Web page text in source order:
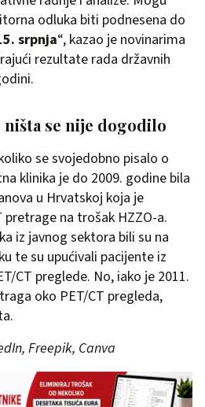
odluka biti podnesena do
srpnja“, kazao je novinarima
rezultate rada državnih
ništa se nije dogodilo
se svojedobno pisalo o
klinika je do 2009. godine bila
u Hrvatskoj koja je
pretrage na trošak HZZO-a.
iz javnog sektora bili su na
te su upućivali pacijente iz
CT preglede. No, iako je 2011.
oko PET/CT pregleda,
Freepik, Canva